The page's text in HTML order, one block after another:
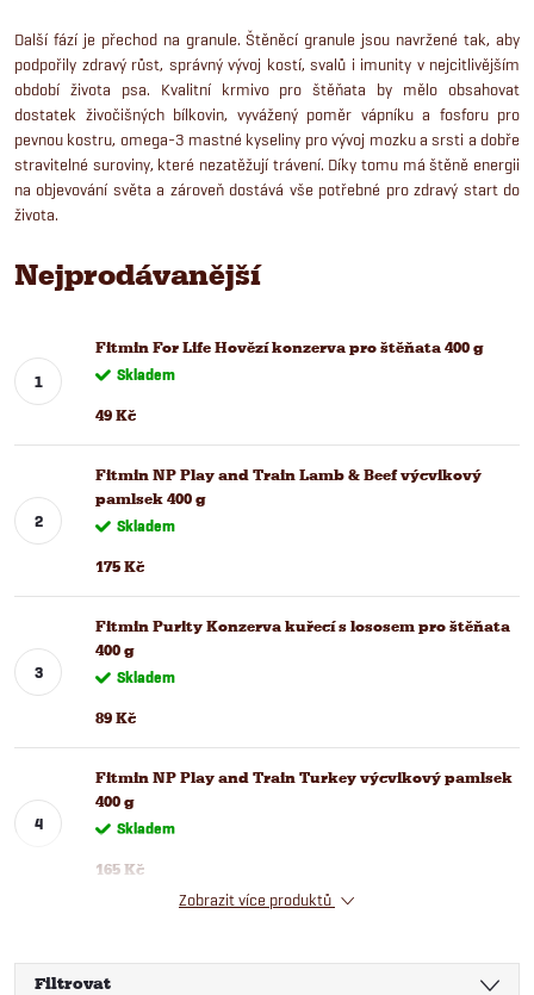
Další fází je přechod na granule. Štěněcí granule jsou navržené tak, aby
podpořily zdravý růst, správný vývoj kostí, svalů i imunity v nejcitlivějším
období života psa. Kvalitní krmivo pro štěňata by mělo obsahovat
dostatek živočišných bílkovin, vyvážený poměr vápníku a fosforu pro
pevnou kostru, omega-3 mastné kyseliny pro vývoj mozku a srsti a dobře
stravitelné suroviny, které nezatěžují trávení. Díky tomu má štěně energii
na objevování světa a zároveň dostává vše potřebné pro zdravý start do
života.
Nejprodávanější
Fitmin For Life Hovězí konzerva pro štěňata 400 g
Skladem
49 Kč
Fitmin NP Play and Train Lamb & Beef výcvikový
pamlsek 400 g
Skladem
175 Kč
Fitmin Purity Konzerva kuřecí s lososem pro štěňata
400 g
Skladem
89 Kč
Fitmin NP Play and Train Turkey výcvikový pamlsek
400 g
Skladem
165 Kč
Zobrazit více produktů
Filtrovat